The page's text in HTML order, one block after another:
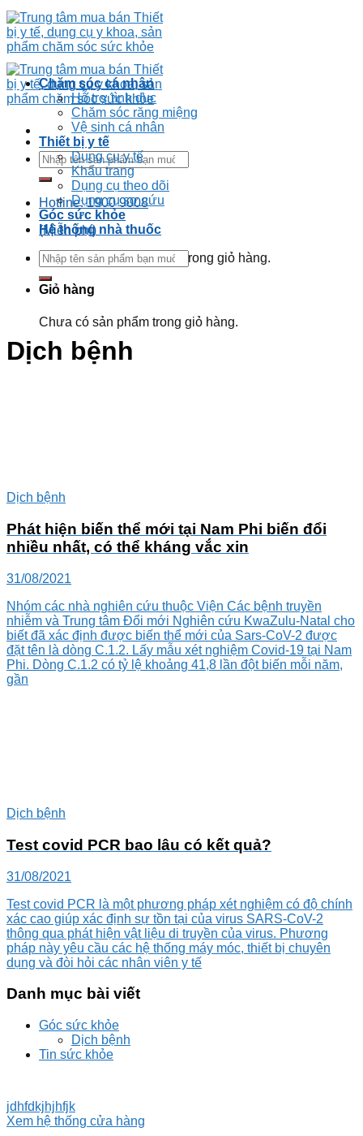
Hotline: 1900 9008
(Miễn phí)
Chưa có sản phẩm trong giỏ hàng.
Giỏ hàng
Chưa có sản phẩm trong giỏ hàng.
Chăm sóc cá nhân
Hỗ trợ tình dục
Chăm sóc răng miệng
Vệ sinh cá nhân
Thiết bị y tế
Dụng cụ y tế
Khẩu trang
Dụng cụ theo dõi
Dụng cụ sơ cứu
Góc sức khỏe
Hệ thống nhà thuốc
Dịch bệnh
Dịch bệnh
Phát hiện biến thể mới tại Nam Phi biến đổi
nhiều nhất, có thể kháng vắc xin
31/08/2021
Nhóm các nhà nghiên cứu thuộc Viện Các bệnh truyền
nhiễm và Trung tâm Đổi mới Nghiên cứu KwaZulu-Natal cho
biết đã xác định được biến thể mới của Sars-CoV-2 được
đặt tên là dòng C.1.2. Lấy mẫu xét nghiệm Covid-19 tại Nam
Phi. Dòng C.1.2 có tỷ lệ khoảng 41,8 lần đột biến mỗi năm,
gần
Dịch bệnh
Test covid PCR bao lâu có kết quả?
31/08/2021
Test covid PCR là một phương pháp xét nghiệm có độ chính
xác cao giúp xác định sự tồn tại của virus SARS-CoV-2
thông qua phát hiện vật liệu di truyền của virus. Phương
pháp này yêu cầu các hệ thống máy móc, thiết bị chuyên
dụng và đòi hỏi các nhân viên y tế
Danh mục bài viết
Góc sức khỏe
Dịch bệnh
Tin sức khỏe
jdhfdkjhjhfjk
Xem hệ thống cửa hàng